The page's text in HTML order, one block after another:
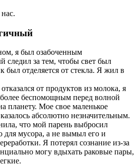
я был озабоченным
следил за тем, чтобы свет был
был отделяется от стекла. Я жил в
от продуктов из молока, я
беспомощным перед волной
планету. Мое свое маленькое
абсолютно незначительным.
что мой парень выбросил
для мусора, а не вымыл его и
Я потерял сознание из-за
могу вдыхать раковые пары,